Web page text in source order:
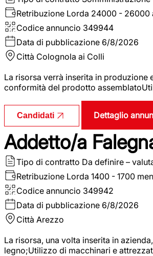
Retribuzione Lorda 24000 - 26000
Codice annuncio 349944
Data di pubblicazione 6/8/2026
Città Colognola ai Colli
La risorsa verrà inserita in
conformità del prodotto
Candidati Dettaglio
Addetto/a
Tipo di contratto Da definire –
Retribuzione Lorda 1400 - 1700
Codice annuncio 349942
Data di pubblicazione 6/8/2026
Città Arezzo
La risorsa, una volta inserita in
legno;Utilizzo di macchinari e